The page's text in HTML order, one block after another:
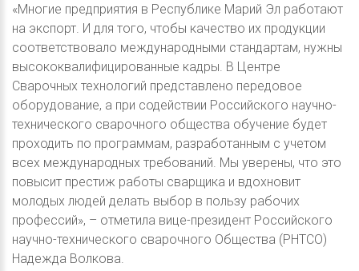
«Многие предприятия в Республике Марий Эл работают
на экспорт. И для того, чтобы качество их продукции
соответствовало международными стандартам, нужны
высококвалифицированные кадры. В Центре
Сварочных технологий представлено передовое
оборудование, а при содействии Российского научно-
технического сварочного общества обучение будет
проходить по программам, разработанным с учетом
всех международных требований. Мы уверены, что это
повысит престиж работы сварщика и вдохновит
молодых людей делать выбор в пользу рабочих
профессий», – отметила вице-президент Российского
научно-технического сварочного Общества (РНТСО)
Надежда Волкова.